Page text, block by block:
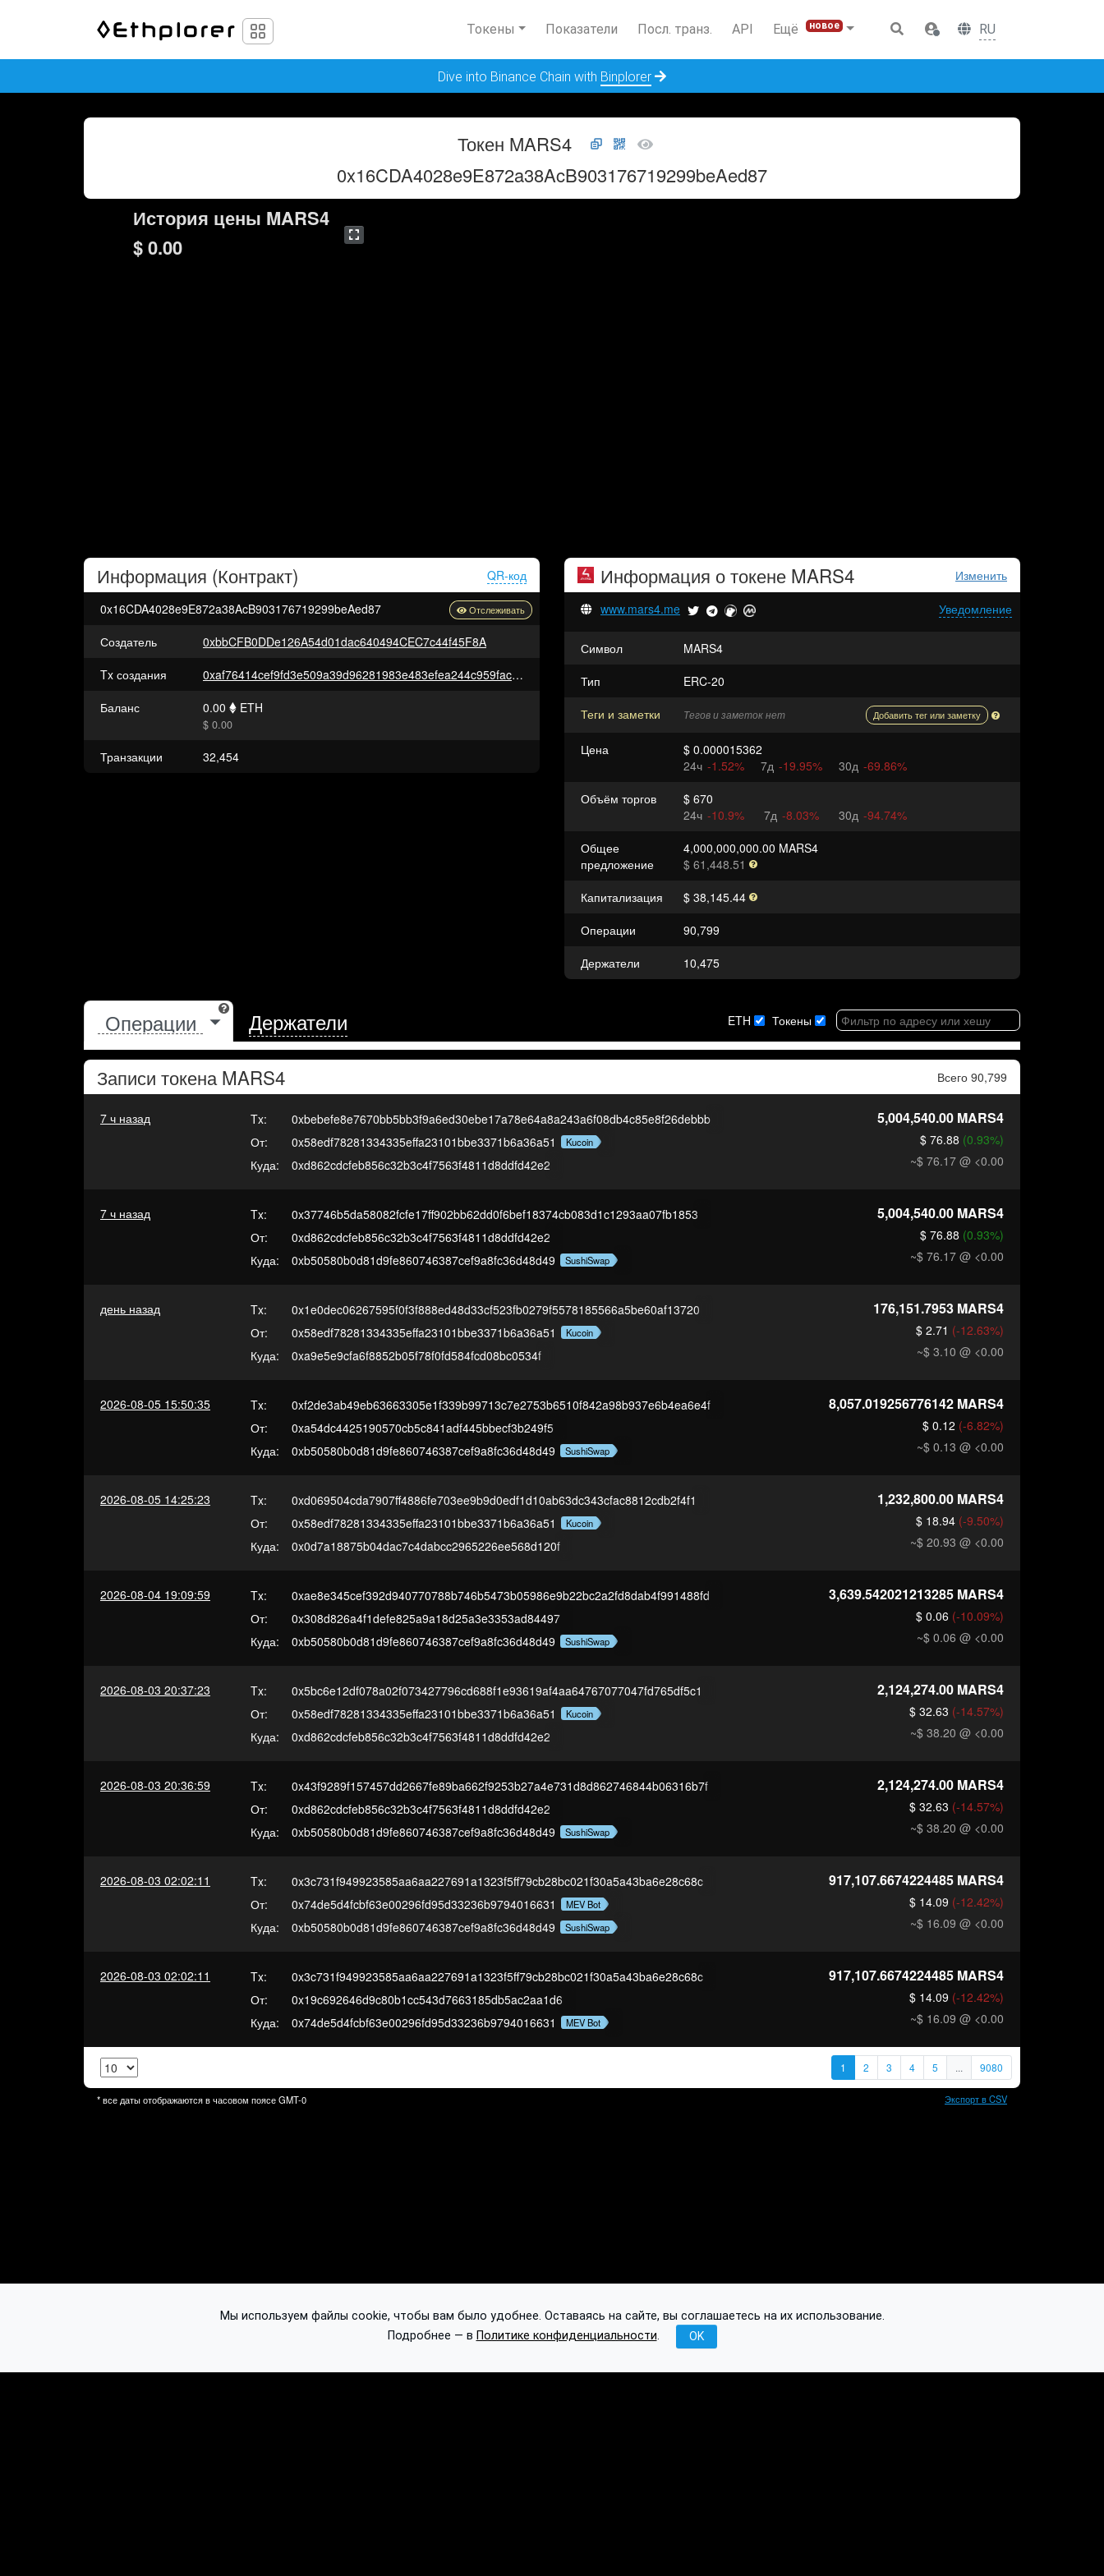
Токены Показатели Посл. транз. API Ещё новое RU
Dive into Binance Chain with Binplorer
Токен MARS4
0x16CDA4028e9E872a38AcB903176719299beAed87
История цены MARS4
$ 0.00
Информация (Контракт) QR-код
0x16CDA4028e9E872a38AcB903176719299beAed87
Создатель
0xbbCFB0DDe126A54d01dac640494CEC7c44f45F8A
Tx создания
0xaf76414cef9fd3e509a39d96281983e483efea244c959facff865f33248de798
Баланс
0.00 ETH
$ 0.00
Транзакции 32,454
Информация о токене MARS4 Изменить
Уведомление
www.mars4.me
Символ
MARS4
Тип
ERC-20
Теги и заметки
Тегов и заметок нет Добавить тег или заметку
Цена
$ 0.000015362
24ч -1.52% 7д -19.95% 30д -69.86%
Объём торгов
$ 670
24ч -10.9% 7д -8.03% 30д -94.74%
Общее
предложение
4,000,000,000.00 MARS4
$ 61,448.51
Капитализация
$ 38,145.44
Операции
90,799
Держатели
10,475
Держатели ETH Токены
Записи токена MARS4 Всего 90,799
7 ч назад Tx:
0xbebefe8e7670bb5bb3f9a6ed30ebe17a78e64a8a243a6f08db4c85e8f26debbb
От:
0x58edf78281334335effa23101bbe3371b6a36a51 Kucoin
Куда: 0xd862cdcfeb856c32b3c4f7563f4811d8ddfd42e2
5,004,540.00 MARS4
$ 76.88 (0.93%)
~$ 76.17 @ <0.00
7 ч назад Tx:
0x37746b5da58082fcfe17ff902bb62dd0f6bef18374cb083d1c1293aa07fb1853
От:
0xd862cdcfeb856c32b3c4f7563f4811d8ddfd42e2
Куда:
0xb50580b0d81d9fe860746387cef9a8fc36d48d49 SushiSwap
5,004,540.00 MARS4
$ 76.88 (0.93%)
~$ 76.17 @ <0.00
день назад Tx:
0x1e0dec06267595f0f3f888ed48d33cf523fb0279f5578185566a5be60af13720
От:
0x58edf78281334335effa23101bbe3371b6a36a51 Kucoin
Куда: 0xa9e5e9cfa6f8852b05f78f0fd584fcd08bc0534f
176,151.7953 MARS4
$ 2.71 (-12.63%)
~$ 3.10 @ <0.00
2026-08-05 15:50:35 Tx:
0xf2de3ab49eb63663305e1f339b99713c7e2753b6510f842a98b937e6b4ea6e4f
От:
0xa54dc4425190570cb5c841adf445bbecf3b249f5
Куда:
0xb50580b0d81d9fe860746387cef9a8fc36d48d49 SushiSwap
8,057.019256776142 MARS4
$ 0.12 (-6.82%)
~$ 0.13 @ <0.00
2026-08-05 14:25:23 Tx:
0xd069504cda7907ff4886fe703ee9b9d0edf1d10ab63dc343cfac8812cdb2f4f1
От:
0x58edf78281334335effa23101bbe3371b6a36a51 Kucoin
Куда: 0x0d7a18875b04dac7c4dabcc2965226ee568d120f
1,232,800.00 MARS4
$ 18.94 (-9.50%)
~$ 20.93 @ <0.00
2026-08-04 19:09:59 Tx:
0xae8e345cef392d940770788b746b5473b05986e9b22bc2a2fd8dab4f991488fd
От:
0x308d826a4f1defe825a9a18d25a3e3353ad84497
Куда:
0xb50580b0d81d9fe860746387cef9a8fc36d48d49 SushiSwap
3,639.542021213285 MARS4
$ 0.06 (-10.09%)
~$ 0.06 @ <0.00
2026-08-03 20:37:23 Tx:
0x5bc6e12df078a02f073427796cd688f1e93619af4aa64767077047fd765df5c1
От:
0x58edf78281334335effa23101bbe3371b6a36a51 Kucoin
Куда: 0xd862cdcfeb856c32b3c4f7563f4811d8ddfd42e2
2,124,274.00 MARS4
$ 32.63 (-14.57%)
~$ 38.20 @ <0.00
2026-08-03 20:36:59 Tx:
0x43f9289f157457dd2667fe89ba662f9253b27a4e731d8d862746844b06316b7f
От:
0xd862cdcfeb856c32b3c4f7563f4811d8ddfd42e2
Куда:
0xb50580b0d81d9fe860746387cef9a8fc36d48d49 SushiSwap
2,124,274.00 MARS4
$ 32.63 (-14.57%)
~$ 38.20 @ <0.00
2026-08-03 02:02:11 Tx:
0x3c731f949923585aa6aa227691a1323f5ff79cb28bc021f30a5a43ba6e28c68c
От:
0x74de5d4fcbf63e00296fd95d33236b9794016631 MEV Bot
Куда: 0xb50580b0d81d9fe860746387cef9a8fc36d48d49 SushiSwap
917,107.6674224485 MARS4
$ 14.09 (-12.42%)
~$ 16.09 @ <0.00
2026-08-03 02:02:11 Tx:
0x3c731f949923585aa6aa227691a1323f5ff79cb28bc021f30a5a43ba6e28c68c
От:
0x19c692646d9c80b1cc543d7663185db5ac2aa1d6
Куда:
0x74de5d4fcbf63e00296fd95d33236b9794016631 MEV Bot
917,107.6674224485 MARS4
$ 14.09 (-12.42%)
~$ 16.09 @ <0.00
1 2 3 4 5 ... 9080
* все даты отображаются в часовом поясеGMT-0 Экспорт в CSV
Мы используем файлы cookie, чтобы вам было удобнее. Оставаясь на сайте, вы соглашаетесь на их использование.
Подробнее — в Политике конфиденциальности. OK